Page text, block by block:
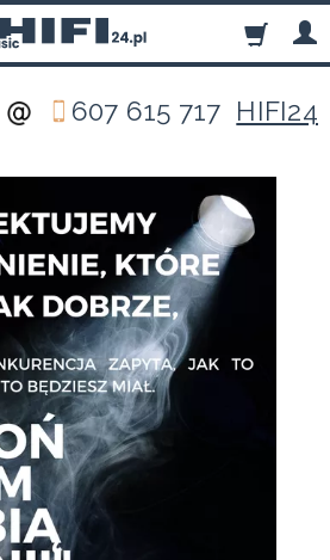
607 615 717 HIFI24